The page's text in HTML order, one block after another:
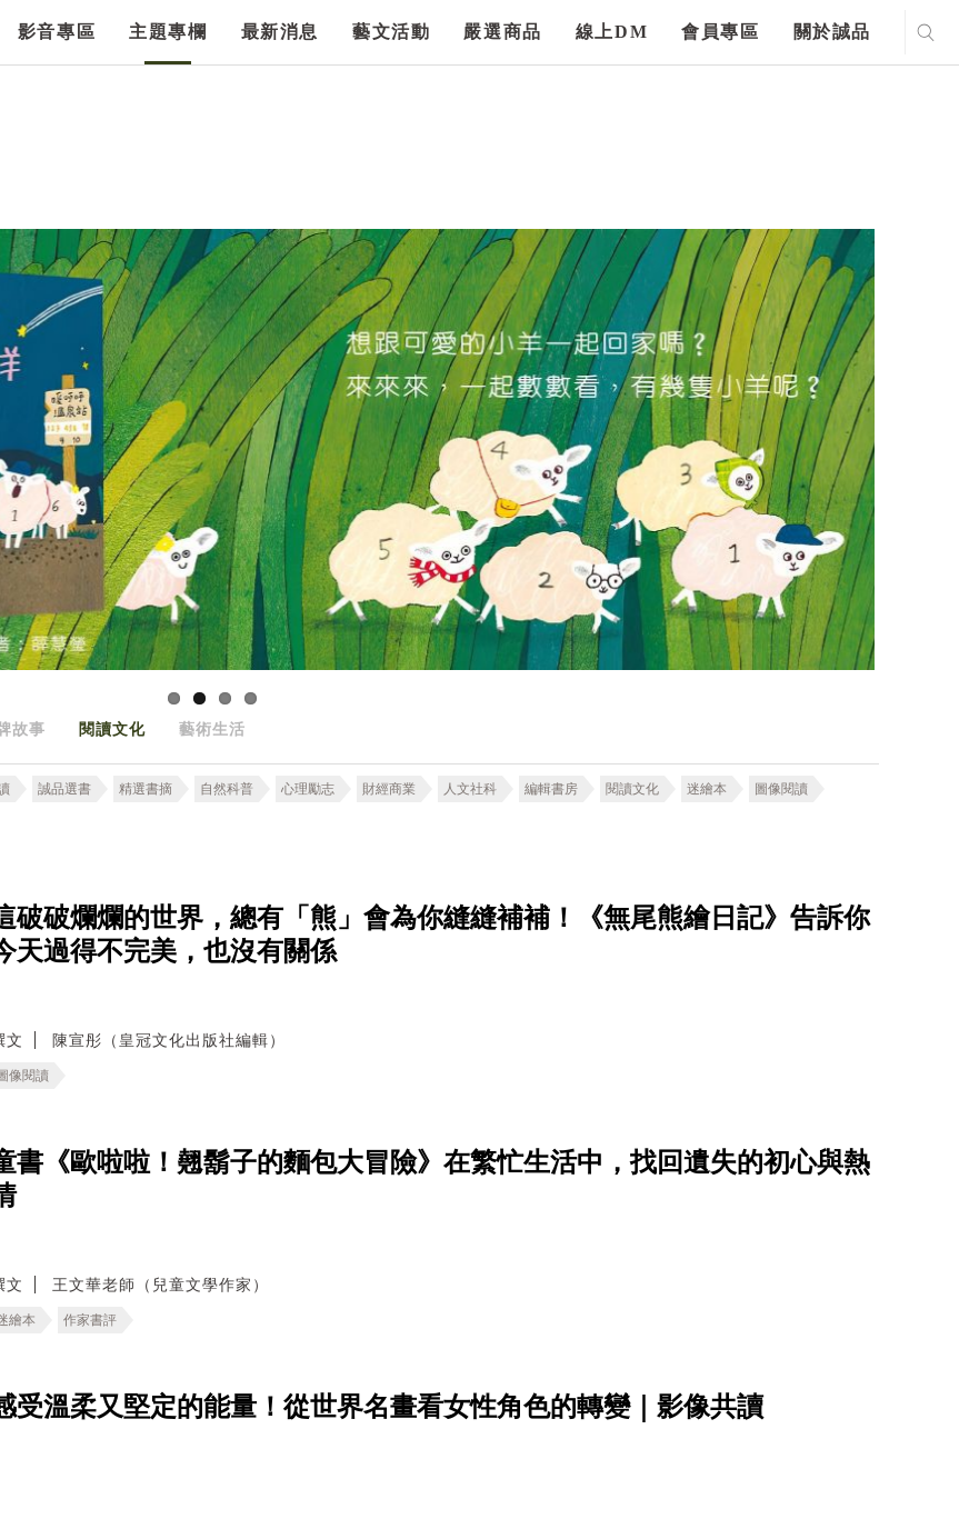
影音專區 主題專欄 最新消息 藝文活動 嚴選商品 線上DM 會員專區 關於誠品
故事 閱讀文化 藝術生活
誠品選書 精選書摘 自然科普 心理勵志 財經商業 人文社科 編輯書房 閱讀文化 迷繪本 圖像閱讀
破破爛爛的世界，總有「熊」會為你縫縫補補！《無尾熊繪日記》告訴你
天過得不完美，也沒有關係
文 陳宣彤（皇冠文化出版社編輯）
像閱讀
書《歐啦啦！翹鬍子的麵包大冒險》在繁忙生活中，找回遺失的初心與熱
文 王文華老師（兒童文學作家）
繪本 作家書評
受溫柔又堅定的能量！從世界名畫看女性角色的轉變｜影像共讀